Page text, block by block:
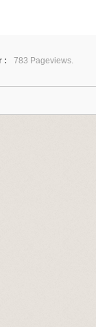
:
783 Pageviews.